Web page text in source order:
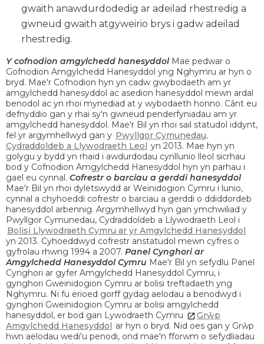
gwaith anawdurdodedig ar adeilad rhestredig a
gwneud gwaith atgyweirio brys i gadw adeilad
rhestredig.
Y cofnodion amgylchedd hanesyddol Mae pedwar o
Gofnodion Amgylchedd Hanesyddol yng Nghymru ar hyn o
bryd. Mae'r Cofnodion hyn yn cadw gwybodaeth am yr
amgylchedd hanesyddol ac asedion hanesyddol mewn ardal
benodol ac yn rhoi mynediad at y wybodaeth honno. Cânt eu
defnyddio gan y rhai sy'n gwneud penderfyniadau am yr
amgylchedd hanesyddol. Mae'r Bil yn rhoi sail statudol iddynt,
fel yr argymhellwyd gan y Pwyllgor Cymunedau,
Cydraddoldeb a Llywodraeth Leol yn 2013. Mae hyn yn
golygu y bydd yn rhaid i awdurdodau cynllunio lleol sicrhau
bod y Cofnodion Amgylchedd Hanesyddol hyn yn parhau i
gael eu cynnal. Cofrestr o barciau a gerddi hanesyddol
Mae'r Bil yn rhoi dyletswydd ar Weinidogion Cymru i lunio,
cynnal a chyhoeddi cofrestr o barciau a gerddi o ddiddordeb
hanesyddol arbennig. Argymhellwyd hyn gan ymchwiliad y
Pwyllgor Cymunedau, Cydraddoldeb a Llywodraeth Leol i
Bolisi Llywodraeth Cymru ar yr Amgylchedd Hanesyddol
yn 2013. Cyhoeddwyd cofrestr anstatudol mewn cyfres o
gyfrolau rhwng 1994 a 2007. Panel Cynghori ar
Amgylchedd Hanesyddol Cymru Mae'r Bil yn sefydlu Panel
Cynghori ar gyfer Amgylchedd Hanesyddol Cymru, i
gynghori Gweinidogion Cymru ar bolisi treftadaeth yng
Nghymru. Ni fu erioed gorff gydag aelodau a benodwyd i
gynghori Gweinidogion Cymru ar bolisi amgylchedd
hanesyddol, er bod gan Lywodraeth Cymru
Grŵp
Amgylchedd Hanesyddol ar hyn o bryd. Nid oes gan y Grŵp
hwn aelodau wedi'u penodi, ond mae'n fforwm o sefydliadau